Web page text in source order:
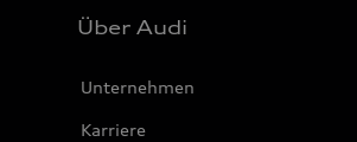
Über Audi
Unternehmen
Karriere